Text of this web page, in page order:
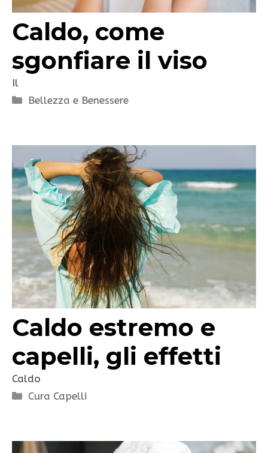
Caldo, come
sgonfiare il viso
Il
Categorie
Bellezza e Benessere
Caldo estremo e
capelli, gli effetti
Caldo
Categorie
Cura Capelli